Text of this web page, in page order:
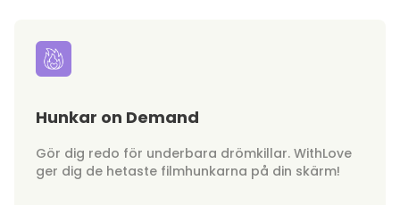
Hunkar on Demand
Gör dig redo för underbara drömkillar. WithLove
ger dig de hetaste filmhunkarna på din skärm!